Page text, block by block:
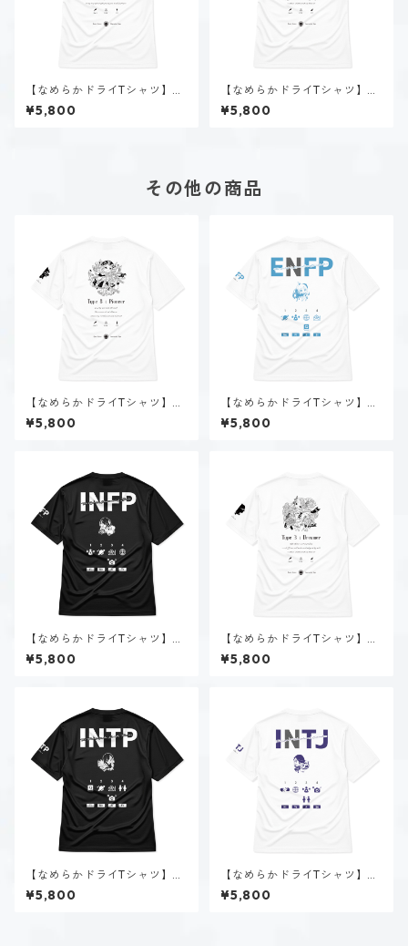
【なめらかドライTシャツ】タ
イプ２-助ける人（ホーリー）
｜ホワイト
¥5,800
【なめらかドライTシャツ】タ
イプ３-求める人（ホーリー）
｜ホワイト
¥5,800
その他の商品
【なめらかドライTシャツ】タ
イプ８-統べる人（ホーリー）
｜ホワイト
¥5,800
【なめらかドライTシャツ】空
閑 風音（ENFP）｜ホワイト
¥5,800
【なめらかドライTシャツ】夜
月 夢乃（INFP）｜ブラック
¥5,800
【なめらかドライTシャツ】タ
イプ３-求める人（ホーリー）
｜ホワイト
¥5,800
【なめらかドライTシャツ】時
雨 瑠璃子（INTP）｜ブラック
¥5,800
【なめらかドライTシャツ】星
空 ノゾミ（INTJ）｜ホワイト
¥5,800